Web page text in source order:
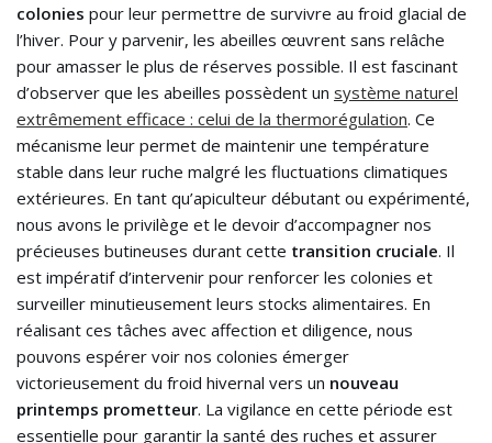
colonies pour leur permettre de survivre au froid glacial de
l’hiver. Pour y parvenir, les abeilles œuvrent sans relâche
pour amasser le plus de réserves possible. Il est fascinant
d’observer que les abeilles possèdent un système naturel
extrêmement efficace : celui de la thermorégulation. Ce
mécanisme leur permet de maintenir une température
stable dans leur ruche malgré les fluctuations climatiques
extérieures. En tant qu’apiculteur débutant ou expérimenté,
nous avons le privilège et le devoir d’accompagner nos
précieuses butineuses durant cette transition cruciale. Il
est impératif d’intervenir pour renforcer les colonies et
surveiller minutieusement leurs stocks alimentaires. En
réalisant ces tâches avec affection et diligence, nous
pouvons espérer voir nos colonies émerger
victorieusement du froid hivernal vers un nouveau
printemps prometteur. La vigilance en cette période est
essentielle pour garantir la santé des ruches et assurer